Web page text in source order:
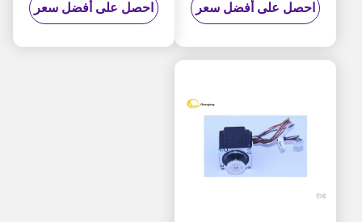
OMRON PMC-
احصل على أفضل سعر
S.0072217 / ATM
احصل على أفضل سعر